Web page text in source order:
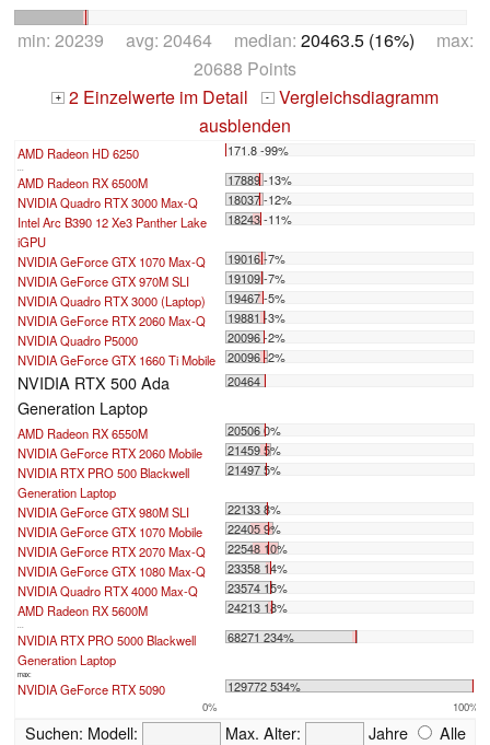
min: 20239 avg: 20464 median: 20463.5 (16%) max:
20688 Points
+ 2 Einzelwerte im Detail - Vergleichsdiagramm
ausblenden
AMD Radeon HD 6250 171.8 -99%
AMD Radeon RX 6500M
17889 -13%
NVIDIA Quadro RTX 3000 Max-Q
18037 -12%
Intel Arc B390 12 Xe3 Panther Lake
iGPU
18243 -11%
NVIDIA GeForce GTX 1070 Max-Q
19016 -7%
NVIDIA GeForce GTX 970M SLI
19109 -7%
NVIDIA Quadro RTX 3000 (Laptop)
19467 -5%
NVIDIA GeForce RTX 2060 Max-Q
19881 -3%
NVIDIA Quadro P5000
20096 -2%
NVIDIA GeForce GTX 1660 Ti Mobile
20096 -2%
NVIDIA RTX 500 Ada
Generation Laptop
20464
AMD Radeon RX 6550M
20506 0%
NVIDIA GeForce RTX 2060 Mobile
21459 5%
NVIDIA RTX PRO 500 Blackwell
Generation Laptop
21497 5%
NVIDIA GeForce GTX 980M SLI
22133 8%
NVIDIA GeForce GTX 1070 Mobile
22405 9%
NVIDIA GeForce RTX 2070 Max-Q
22548 10%
NVIDIA GeForce GTX 1080 Max-Q
23358 14%
NVIDIA Quadro RTX 4000 Max-Q
23574 15%
AMD Radeon RX 5600M
24213 18%
NVIDIA RTX PRO 5000 Blackwell
Generation Laptop
68271 234%
max:
NVIDIA GeForce RTX 5090 129772 534%
0% 100%
Suchen: Modell: Max. Alter: Jahre
Alle